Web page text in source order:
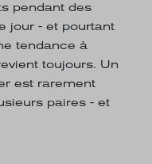
pendant des
jour - et pourtant
tendance à
toujours. Un
est rarement
paires - et